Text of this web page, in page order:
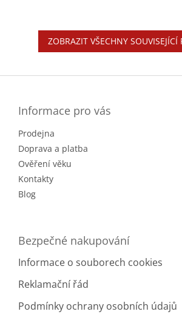
ZOBRAZIT VŠECHNY SOUVISEJÍCÍ
Informace pro vás
Prodejna
Doprava a platba
Ověření věku
Kontakty
Blog
Bezpečné nakupování
Informace o souborech cookies
Reklamační řád
Podmínky ochrany osobních údajů